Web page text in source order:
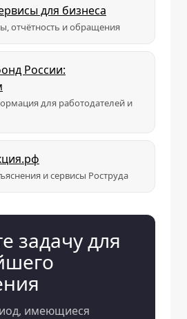
для бизнеса
отчётность и обращения
России:
для работодателей и
и сервисы Роструда
задачу для
имеющиеся